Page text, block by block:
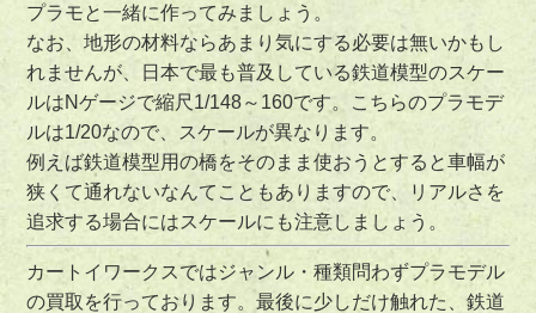
プラモと一緒に作ってみましょう。
なお、地形の材料ならあまり気にする必要は無いかもし
れませんが、
日本で最も普及している鉄道模型のスケー
ルはNゲージで縮尺1/148～160です。 こちらのプラモデ
ルは1/20なので、スケールが異なります。
例えば鉄道模型用の橋をそのまま使おうとすると車幅が
狭くて通れないなんてこともありますので、リアルさを
追求する場合にはスケールにも注意しましょう。
カートイワークスではジャンル・種類問わずプラモデル
の買取を行っております。最後に少しだけ触れた、鉄道